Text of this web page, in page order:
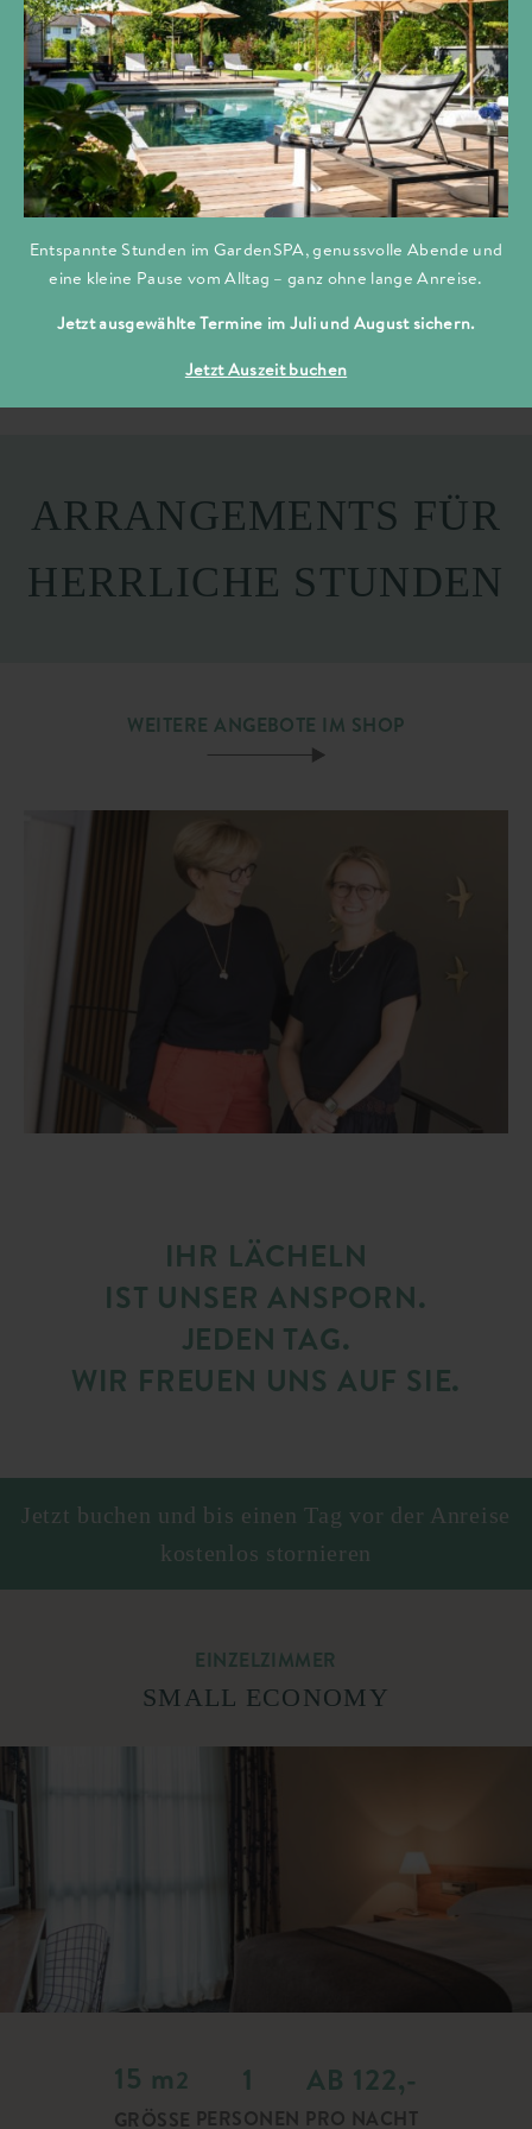
Weinbar Emmas, Ihre Tagung – von der
Organisation bis hin zum reibungslosen,
stressfreien Ablauf. Oder natürlich
entspannende Wellness-Stunden in unserem
neuen Zeller GardenSPA. Wir sind jederzeit
Aschaffenburger Strasse 2, 63796 Kahl
+49 (0) 6188 918-0
ARRANGEMENTS FÜR
HERRLICHE STUNDEN
WEITERE ANGEBOTE IM SHOP
IHR LÄCHELN
IST UNSER ANSPORN.
JEDEN TAG.
WIR FREUEN UNS AUF SIE.
Jetzt buchen und bis einen Tag vor der Anreise
kostenlos stornieren
EINZELZIMMER
SMALL ECONOMY
15 m2
GRÖSSE
1
PERSONEN
AB 122,-
PRO NACHT
Entspannte Stunden im GardenSPA, genussvolle Abende und
eine kleine Pause vom Alltag – ganz ohne lange Anreise.
Jetzt ausgewählte Termine im Juli und August sichern.
Jetzt Auszeit buchen